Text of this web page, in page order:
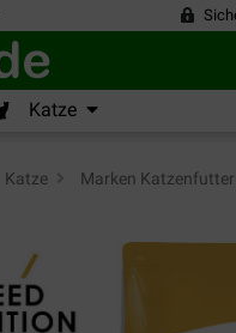
Katze
Katze Marken Katzenfutter